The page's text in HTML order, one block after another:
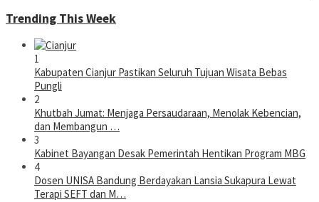
Trending This Week
1
Kabupaten Cianjur Pastikan Seluruh Tujuan Wisata Bebas
Pungli
2
Khutbah Jumat: Menjaga Persaudaraan, Menolak Kebencian,
dan Membangun …
3
Kabinet Bayangan Desak Pemerintah Hentikan Program MBG
4
Dosen UNISA Bandung Berdayakan Lansia Sukapura Lewat
Terapi SEFT dan M…